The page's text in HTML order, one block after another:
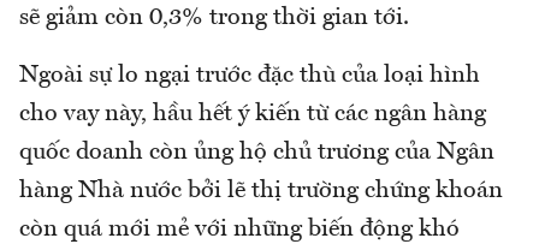
sẽ giảm còn 0,3% trong thời gian tới.
Ngoài sự lo ngại trước đặc thù của loại hình
cho vay này, hầu hết ý kiến từ các ngân hàng
quốc doanh còn ủng hộ chủ trương của Ngân
hàng Nhà nước bởi lẽ thị trường chứng khoán
còn quá mới mẻ với những biến động khó